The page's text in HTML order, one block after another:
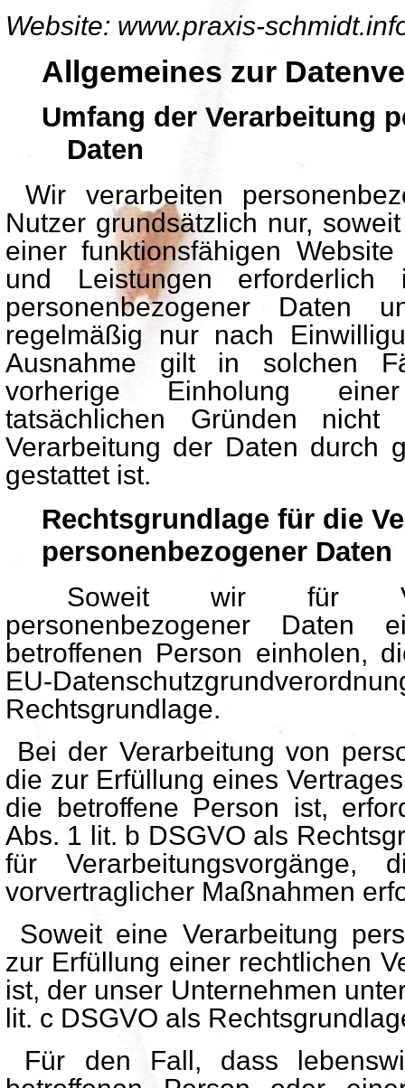
Website: www.praxis-
Allgemeines zur
Umfang der Verarbeitung
Daten
Wir verarbeiten
Nutzer grundsätzlich nur,
einer funktionsfähigen
und Leistungen erforderlich
personenbezogener Daten
regelmäßig nur nach
Ausnahme gilt in solchen
vorherige Einholung
tatsächlichen Gründen
Verarbeitung der Daten durch
gestattet ist.
Rechtsgrundlage für die
personenbezogener Daten
Soweit wir für
personenbezogener Daten
betroffenen Person einholen,
EU-
Rechtsgrundlage.
Bei der Verarbeitung von
die zur Erfüllung eines
die betroffene Person ist,
Abs. 1 lit. b DSGVO als
für Verarbeitungsvorgänge,
vorvertraglicher Maßnahmen
Soweit eine Verarbeitung
zur Erfüllung einer rechtlichen
ist, der unser Unternehmen
lit. c DSGVO als
Für den Fall, dass